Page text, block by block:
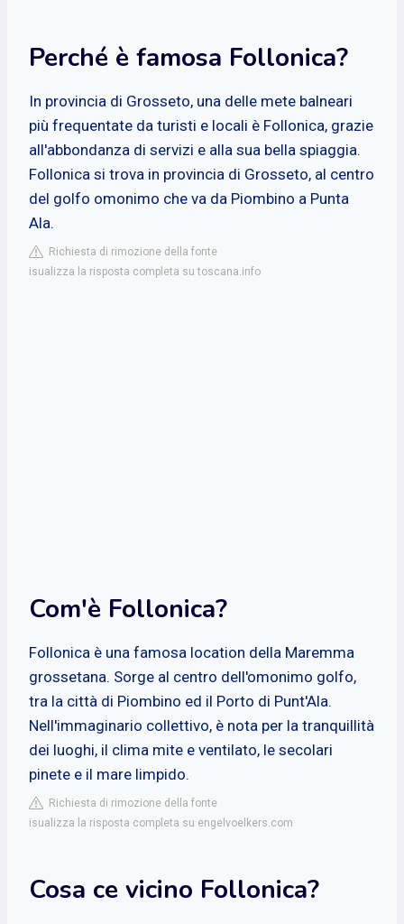
Perché è famosa Follonica?
In provincia di Grosseto, una delle mete balneari
più frequentate da turisti e locali è Follonica, grazie
all'abbondanza di servizi e alla sua bella spiaggia.
Follonica si trova in provincia di Grosseto, al centro
del golfo omonimo che va da Piombino a Punta
Ala.
Richiesta di rimozione della fonte
isualizza la risposta completa su toscana.info
Com'è Follonica?
Follonica è una famosa location della Maremma
grossetana. Sorge al centro dell'omonimo golfo,
tra la città di Piombino ed il Porto di Punt'Ala.
Nell'immaginario collettivo, è nota per la tranquillità
dei luoghi, il clima mite e ventilato, le secolari
pinete e il mare limpido.
Richiesta di rimozione della fonte
isualizza la risposta completa su engelvoelkers.com
Cosa ce vicino Follonica?